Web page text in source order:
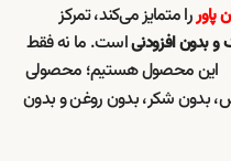
پاوررا متمایز می‌کند، تمرکز
و بدون افزودنیاست. ما نه فقط
این محصول هستیم؛ محصولی
بدون شکر، بدون روغن و بدون